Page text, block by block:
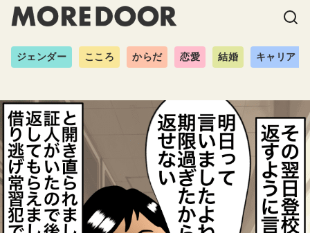
ジェンダー こころ からだ 恋愛 結婚 キャリア